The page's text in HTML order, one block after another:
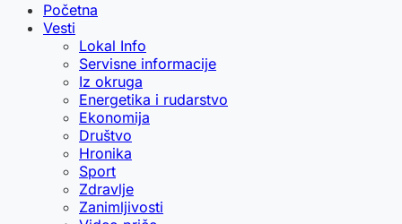
Početna
Vesti
Lokal Info
Servisne informacije
Iz okruga
Energetika i rudarstvo
Ekonomija
Društvo
Hronika
Sport
Zdravlje
Zanimljivosti